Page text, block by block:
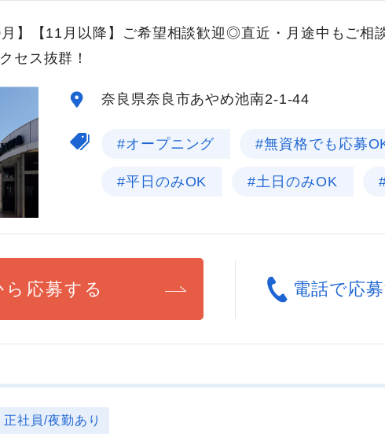
】【11月以降】ご希望相談歓迎◎直近・月途中もご相
セス抜群！
奈良県奈良市あやめ池南2-1-44
#オープニング #無資格でも応募
#平日のみOK #土日のみOK
応募する 電話で応
正社員/夜勤あり